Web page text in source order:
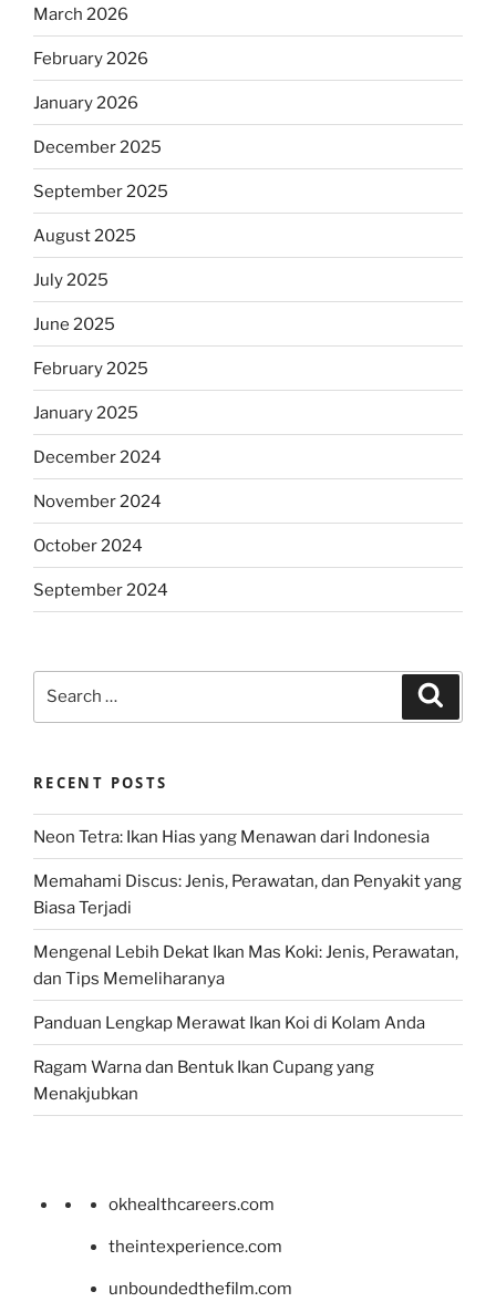
March 2026
February 2026
January 2026
December 2025
September 2025
August 2025
July 2025
June 2025
February 2025
January 2025
December 2024
November 2024
October 2024
September 2024
RECENT POSTS
Neon Tetra: Ikan Hias yang Menawan dari Indonesia
Memahami Discus: Jenis, Perawatan, dan Penyakit yang
Biasa Terjadi
Mengenal Lebih Dekat Ikan Mas Koki: Jenis, Perawatan,
dan Tips Memeliharanya
Panduan Lengkap Merawat Ikan Koi di Kolam Anda
Ragam Warna dan Bentuk Ikan Cupang yang
Menakjubkan
okhealthcareers.com
theintexperience.com
unboundedthefilm.com